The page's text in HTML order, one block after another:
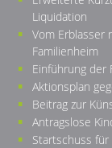
Liquidation
Vom Erblasser
Familienheim
Einführung der
Aktionsplan
Beitrag zur
Antragslose
Startschuss